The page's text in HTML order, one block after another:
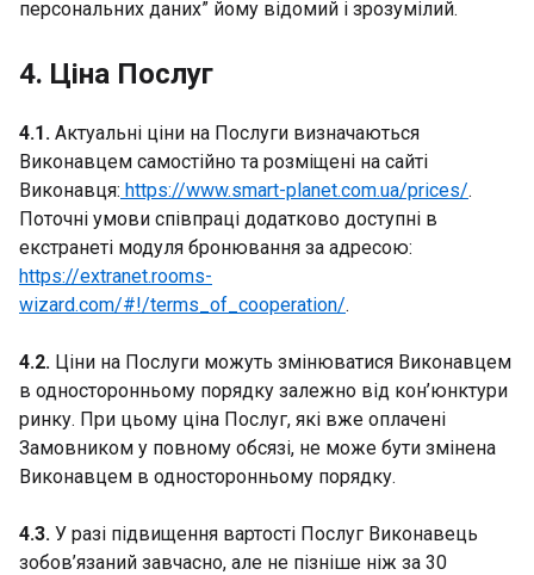
персональних даних” йому відомий і зрозумілий.
4. Ціна Послуг
4.1. Актуальні ціни на Послуги визначаються
Виконавцем самостійно та розміщені на сайті
Виконавця: https://www.smart-planet.com.ua/prices/.
Поточні умови співпраці додатково доступні в
екстранеті модуля бронювання за адресою:
https://extranet.rooms-
wizard.com/#!/terms_of_cooperation/.
4.2. Ціни на Послуги можуть змінюватися Виконавцем
в односторонньому порядку залежно від кон’юнктури
ринку. При цьому ціна Послуг, які вже оплачені
Замовником у повному обсязі, не може бути змінена
Виконавцем в односторонньому порядку.
4.3. У разі підвищення вартості Послуг Виконавець
зобов’язаний завчасно, але не пізніше ніж за 30